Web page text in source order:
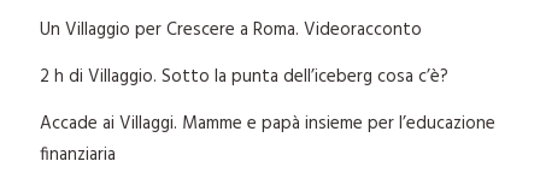
Un Villaggio per Crescere a Roma. Videoracconto
2 h di Villaggio. Sotto la punta dell’iceberg cosa c’è?
Accade ai Villaggi. Mamme e papà insieme per l’educazione
finanziaria